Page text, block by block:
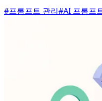
#프롬프트 관리#AI 프롬프